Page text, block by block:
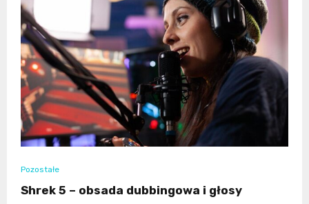
Pozostałe
Shrek 5 – obsada dubbingowa i głosy